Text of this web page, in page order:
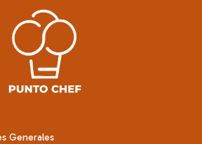
Generales